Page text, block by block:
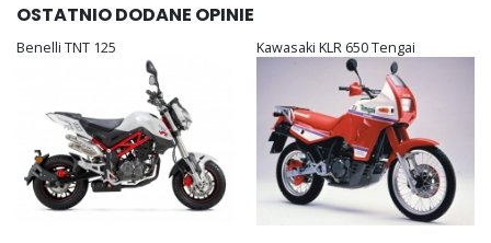
OSTATNIO DODANE OPINIE
Benelli TNT 125 Kawasaki KLR 650 Tengai